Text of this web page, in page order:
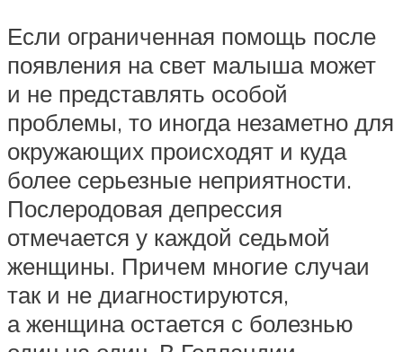
Если ограниченная помощь после
появления на свет малыша может
и не представлять особой
проблемы, то иногда незаметно для
окружающих происходят и куда
более серьезные неприятности.
Послеродовая депрессия
отмечается у каждой седьмой
женщины. Причем многие случаи
так и не диагностируются,
а женщина остается с болезнью